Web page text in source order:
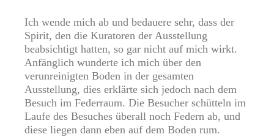
Ich wende mich ab und bedauere sehr, dass der
Spirit, den die Kuratoren der Ausstellung
beabsichtigt hatten, so gar nicht auf mich wirkt.
Anfänglich wunderte ich mich über den
verunreinigten Boden in der gesamten
Ausstellung, dies erklärte sich jedoch nach dem
Besuch im Federraum. Die Besucher schütteln im
Laufe des Besuches überall noch Federn ab, und
diese liegen dann eben auf dem Boden rum.